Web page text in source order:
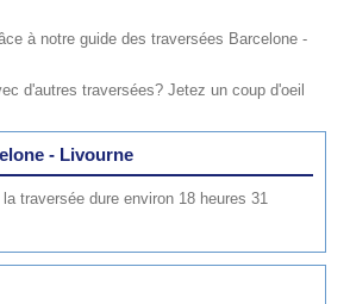
à notre guide des traversées Barcelone -
d'autres traversées? Jetez un coup d'oeil
- Livourne
traversée dure environ 18 heures 31